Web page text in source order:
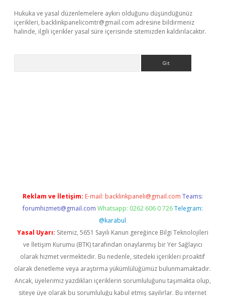
Hukuka ve yasal düzenlemelere aykırı olduğunu düşündüğünüz
içerikleri, backlinkpanelicomtr@gmail.com adresine bildirmeniz
halinde, ilgili içerikler yasal süre içerisinde sitemizden kaldırılacaktır.
Reklam ve İletişim: E-mail: backlinkpaneli@gmail.com Teams:
forumhizmeti@gmail.com Whatsapp: 0262 606 0 726 Telegram:
@karabul
Yasal Uyarı: Sitemiz, 5651 Sayılı Kanun gereğince Bilgi Teknolojileri
ve İletişim Kurumu (BTK) tarafından onaylanmış bir Yer Sağlayıcı
olarak hizmet vermektedir. Bu nedenle, sitedeki içerikleri proaktif
olarak denetleme veya araştırma yükümlülüğümüz bulunmamaktadır.
Ancak, üyelerimiz yazdıkları içeriklerin sorumluluğunu taşımakta olup,
siteye üye olarak bu sorumluluğu kabul etmiş sayılırlar. Bu internet